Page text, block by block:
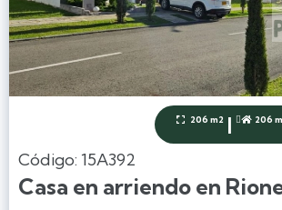
 206 m2 |  206
Código: 15A392
Casa en arriendo en